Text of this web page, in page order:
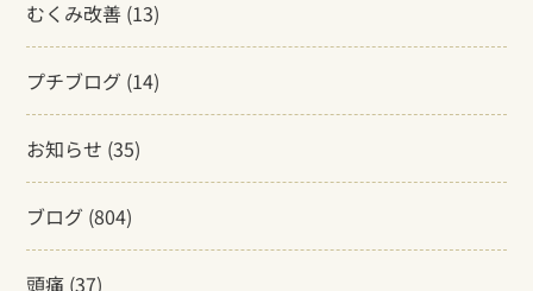
むくみ改善 (13)
プチブログ (14)
お知らせ (35)
ブログ (804)
頭痛 (37)